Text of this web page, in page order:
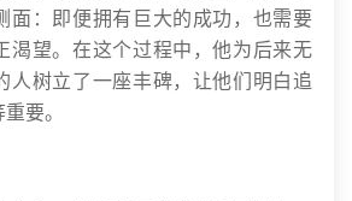
面：即便拥有巨大的成功，也需要
渴望。在这个过程中，他为后来无
人树立了一座丰碑，让他们明白追
要。